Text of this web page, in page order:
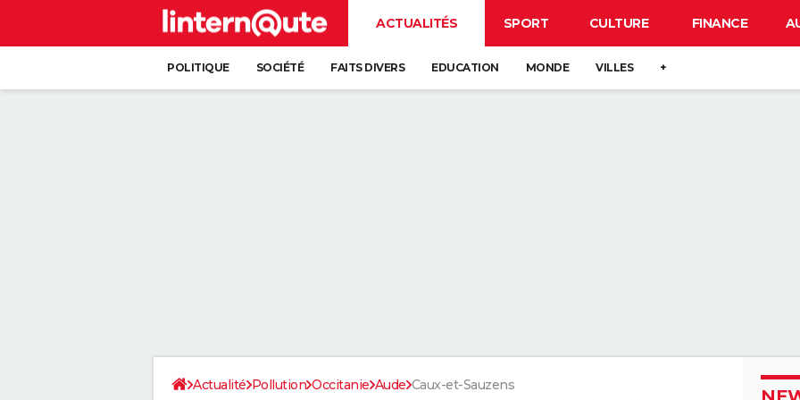
ACTUALITÉS SPORT CULTURE FINANCE
POLITIQUE SOCIÉTÉ FAITS DIVERS EDUCATION MONDE VILLES +
Actualité Pollution Occitanie Aude Caux-et-Sauzens